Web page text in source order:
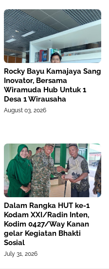
Rocky Bayu Kamajaya Sang
Inovator, Bersama
Wiramuda Hub Untuk 1
Desa 1 Wirausaha
August 03, 2026
Dalam Rangka HUT ke-1
Kodam XXI/Radin Inten,
Kodim 0427/Way Kanan
gelar Kegiatan Bhakti
Sosial
July 31, 2026